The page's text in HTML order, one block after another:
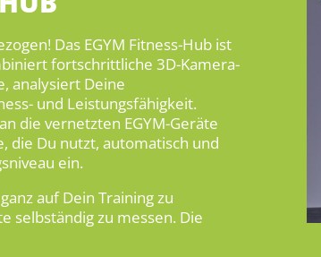
Das EGYM Fitness-Hub ist
fortschrittliche 3D-Kamera-
analysiert Deine
und Leistungsfähigkeit.
die vernetzten EGYM-Geräte
die Du nutzt, automatisch und
ein.
auf Dein Training zu
selbständig zu messen. Die